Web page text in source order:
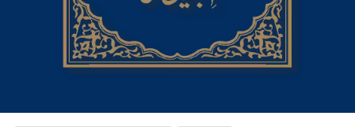
Phone Apps